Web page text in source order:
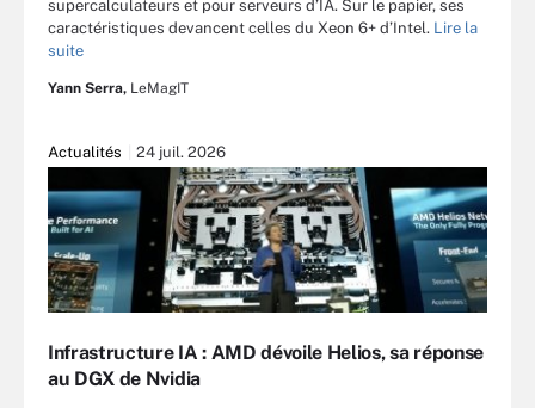
supercalculateurs et pour serveurs d’IA. Sur le papier, ses
caractéristiques devancent celles du Xeon 6+ d’Intel. Lire la
suite
Yann Serra, LeMagIT
Actualités 24 juil. 2026
Infrastructure IA : AMD dévoile Helios, sa réponse
au DGX de Nvidia